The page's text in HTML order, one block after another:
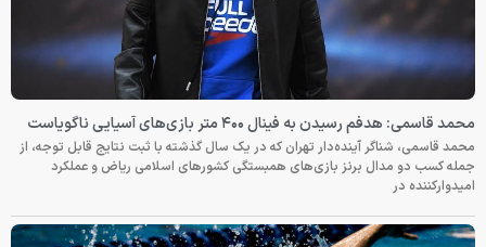
محمد قاسمی: هدفم رسیدن به فینال ۴۰۰ متر بازی‌های آسیایی ناگویاست
محمد قاسمی، شناگر آینده‌دار تهران که در یک سال گذشته با ثبت نتایج قابل توجه، از
جمله کسب دو مدال برنز بازی‌های همبستگی کشورهای اسلامی ریاض و عملکرد
امیدوارکننده در